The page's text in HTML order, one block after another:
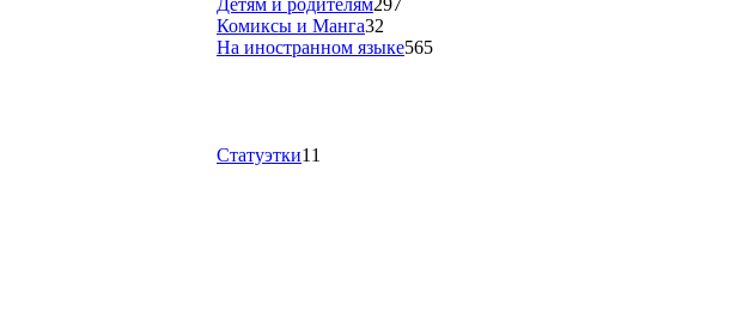
Детям и родителям297
Комиксы и Манга32
На иностранном языке565
Статуэтки11